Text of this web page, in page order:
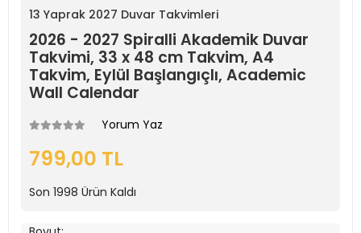
13 Yaprak 2027 Duvar Takvimleri
2026 - 2027 Spiralli Akademik Duvar
Takvimi, 33 x 48 cm Takvim, A4
Takvim, Eylül Başlangıçlı, Academic
Wall Calendar
Yorum Yaz
799,00 TL
Son 1998 Ürün Kaldı